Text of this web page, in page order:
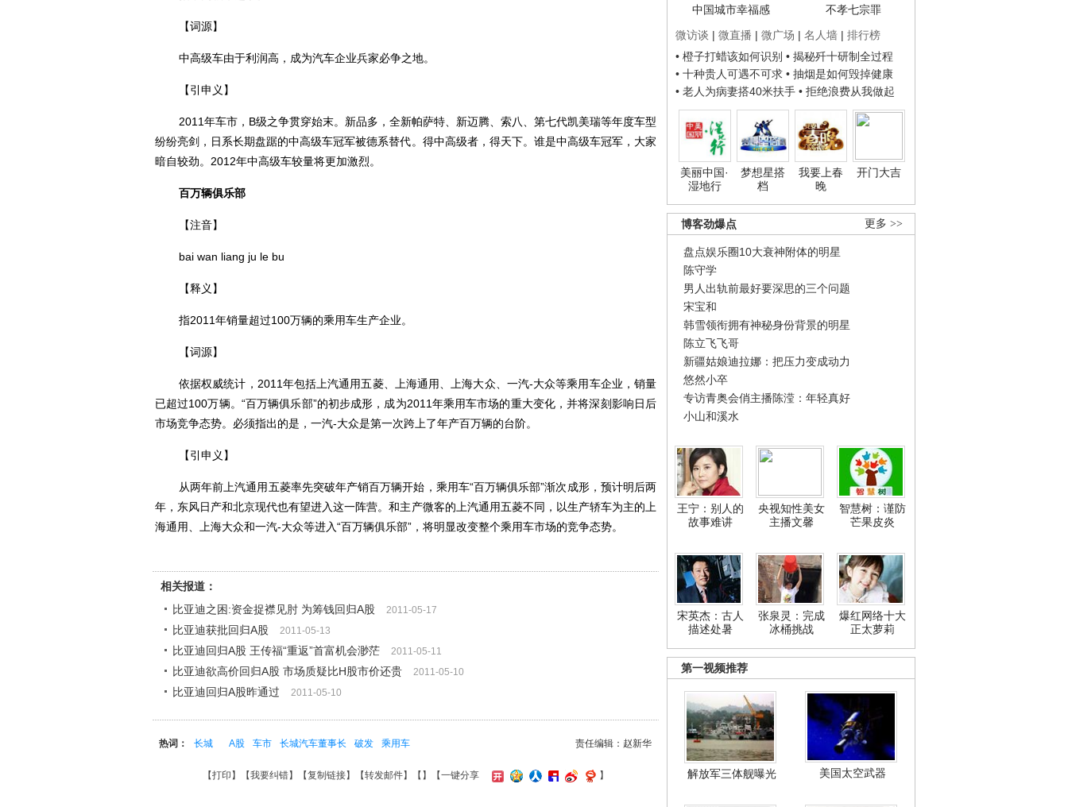
中国城市幸福感
不孝七宗罪
微访谈 | 微直播 | 微广场 | 名人墙 | 排行榜
• 橙子打蜡该如何识别 • 揭秘歼十研制全过程
• 十种贵人可遇不可求 • 抽烟是如何毁掉健康
• 老人为病妻搭40米扶手 • 拒绝浪费从我做起
美丽中国·
湿地行
梦想星搭
档
我要上春
晚
开门大吉
更多 >>
博客劲爆点
盘点娱乐圈10大衰神附体的明星
陈守学
男人出轨前最好要深思的三个问题
宋宝和
韩雪领衔拥有神秘身份背景的明星
陈立飞飞哥
新疆姑娘迪拉娜：把压力变成动力
悠然小卒
专访青奥会俏主播陈滢：年轻真好
小山和溪水
王宁：别人的
故事难讲
央视知性美女
主播文馨
智慧树：谨防
芒果皮炎
宋英杰：古人
描述处暑
张泉灵：完成
冰桶挑战
爆红网络十大
正太萝莉
第一视频推荐
解放军三体舰曝光 美国太空武器
【词源】
中高级车由于利润高，成为汽车企业兵家必争之地。
【引申义】
2011年车市，B级之争贯穿始末。新品多，全新帕萨特、新迈腾、索八、第七代凯美瑞等年度车型
纷纷亮剑，日系长期盘踞的中高级车冠军被德系替代。得中高级者，得天下。谁是中高级车冠军，大家
暗自较劲。2012年中高级车较量将更加激烈。
百万辆俱乐部
【注音】
bai wan liang ju le bu
【释义】
指2011年销量超过100万辆的乘用车生产企业。
【词源】
依据权威统计，2011年包括上汽通用五菱、上海通用、上海大众、一汽-大众等乘用车企业，销量
已超过100万辆。“百万辆俱乐部”的初步成形，成为2011年乘用车市场的重大变化，并将深刻影响日后
市场竞争态势。必须指出的是，一汽-大众是第一次跨上了年产百万辆的台阶。
【引申义】
从两年前上汽通用五菱率先突破年产销百万辆开始，乘用车“百万辆俱乐部”渐次成形，预计明后两
年，东风日产和北京现代也有望进入这一阵营。和主产微客的上汽通用五菱不同，以生产轿车为主的上
海通用、上海大众和一汽-大众等进入“百万辆俱乐部”，将明显改变整个乘用车市场的竞争态势。
相关报道：
比亚迪之困:资金捉襟见肘 为筹钱回归A股
2011-05-17
比亚迪获批回归A股 2011-05-13
比亚迪回归A股 王传福“重返”首富机会渺茫 2011-05-11
比亚迪欲高价回归A股 市场质疑比H股市价还贵 2011-05-10
比亚迪回归A股昨通过 2011-05-10
责任编辑：赵新华
热词： 长城 A股 车市 长城汽车董事长 破发 乘用车
【打印 】【我要纠错】【复制链接】【转发邮件】【 】 【一键分享 】